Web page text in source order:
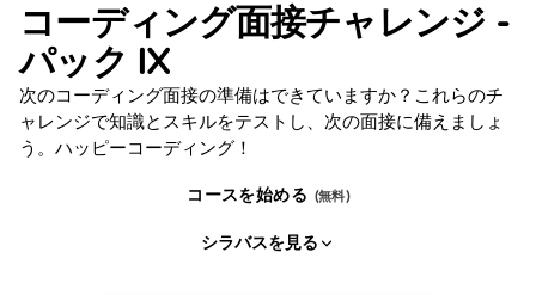
コーディング面接チャレンジ -
パック IX
次のコーディング面接の準備はできていますか？これらのチ
ャレンジで知識とスキルをテストし、次の面接に備えましょ
う。ハッピーコーディング！
コースを始める (無料)
シラバスを見る